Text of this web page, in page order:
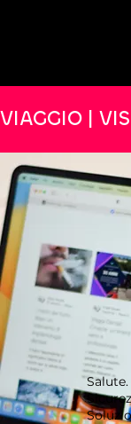
VIAGGIO |
Salute.